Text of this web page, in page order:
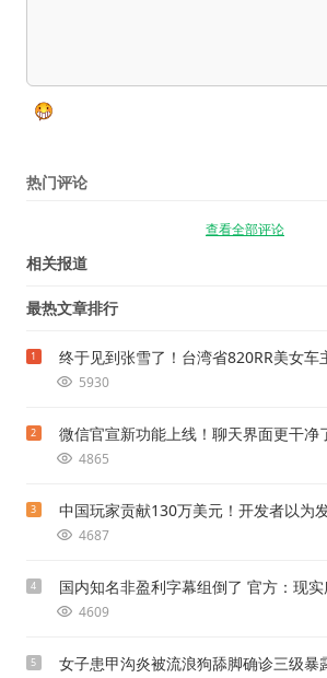
热门评论
查看全部评论
相关报道
最热文章排行
1 终于见到张雪了！台湾省820RR美女车
5930
2 微信官宣新功能上线！聊天界面更干净
4865
3 中国玩家贡献130万美元！开发者以为
4687
4 国内知名非盈利字幕组倒了 官方：现
4609
5 女子患甲沟炎被流浪狗舔脚确诊三级暴